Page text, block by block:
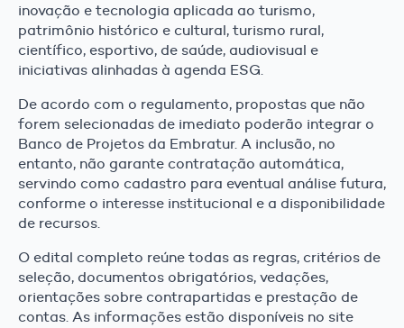
inovação e tecnologia aplicada ao turismo,
patrimônio histórico e cultural, turismo rural,
científico, esportivo, de saúde, audiovisual e
iniciativas alinhadas à agenda ESG.
De acordo com o regulamento, propostas que não
forem selecionadas de imediato poderão integrar o
Banco de Projetos da Embratur. A inclusão, no
entanto, não garante contratação automática,
servindo como cadastro para eventual análise futura,
conforme o interesse institucional e a disponibilidade
de recursos.
O edital completo reúne todas as regras, critérios de
seleção, documentos obrigatórios, vedações,
orientações sobre contrapartidas e prestação de
contas. As informações estão disponíveis no site